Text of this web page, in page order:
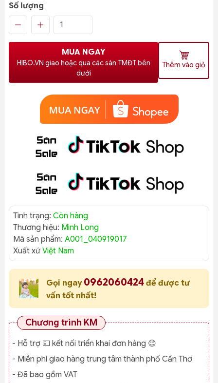
Số lượng
MUA NGAY
HIBO.VN giao hoặc qua các sàn TMĐT bên
dưới
Thêm vào giỏ
Tình trạng: Còn hàng
Thương hiệu: Minh Long
Mã sản phẩm: A001_040919017
Xuất xứ Việt Nam
Gọi ngay 0962060424 để được tư
vấn tốt nhất!
Chương trình KM
- Hỗ trợ 💵 kết nối triển khai đơn hàng 😉
- Miễn phí giao hàng trung tâm thành phố Cần Thơ
- Đã bao gồm VAT